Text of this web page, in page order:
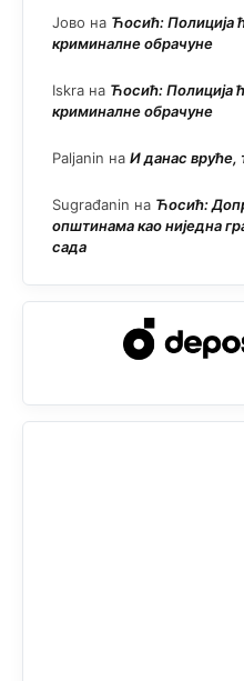
Јово на Ћосић: Полиција
криминалне обрачуне
Iskra на Ћосић: Полиција
криминалне обрачуне
Paljanin на И данас вруће,
Sugrađanin на Ћосић:
општинама као ниједна
сада